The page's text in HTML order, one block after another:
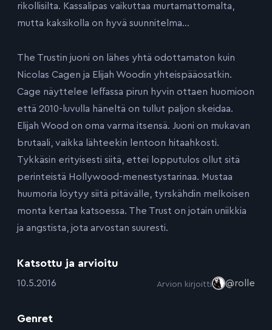
rikollisilta. Kassalipas vaikuttaa murtamattomalta,
mutta kaksikolla on hyvä suunnitelma…
The Trustin juoni on lähes yhtä odottamaton kuin
Nicolas Cagen ja Elijah Woodin yhteispääosatkin.
Cage näyttelee leffassa pirun hyvin ottaen huomioon
että 2010-luvulla häneltä on tullut paljon skeidaa.
Elijah Wood on oma varma itsensä. Juoni on mukavan
brutaali, vaikka lähteekin lentoon hitaahkosti.
Tykkäsin erityisesti siitä, ettei lopputulos ollut sitä
perinteistä Hollywood-menestystarinaa. Mustaa
huumoria löytyy siitä pitävälle, tyrskähdin melkoisen
monta kertaa katsoessa. The Trust on jotain uniikkia
ja angstista, jota arvostan suuresti.
Katsottu ja arvioitu
:10.5.2016 Arvion kirjoitti @rolle
Genret